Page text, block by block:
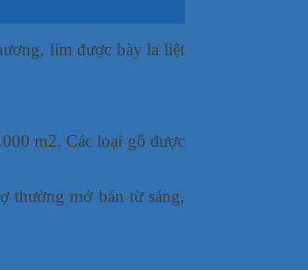
lim được bày la liệt
m2. Các loại gỗ được
thường mở bán từ sáng,